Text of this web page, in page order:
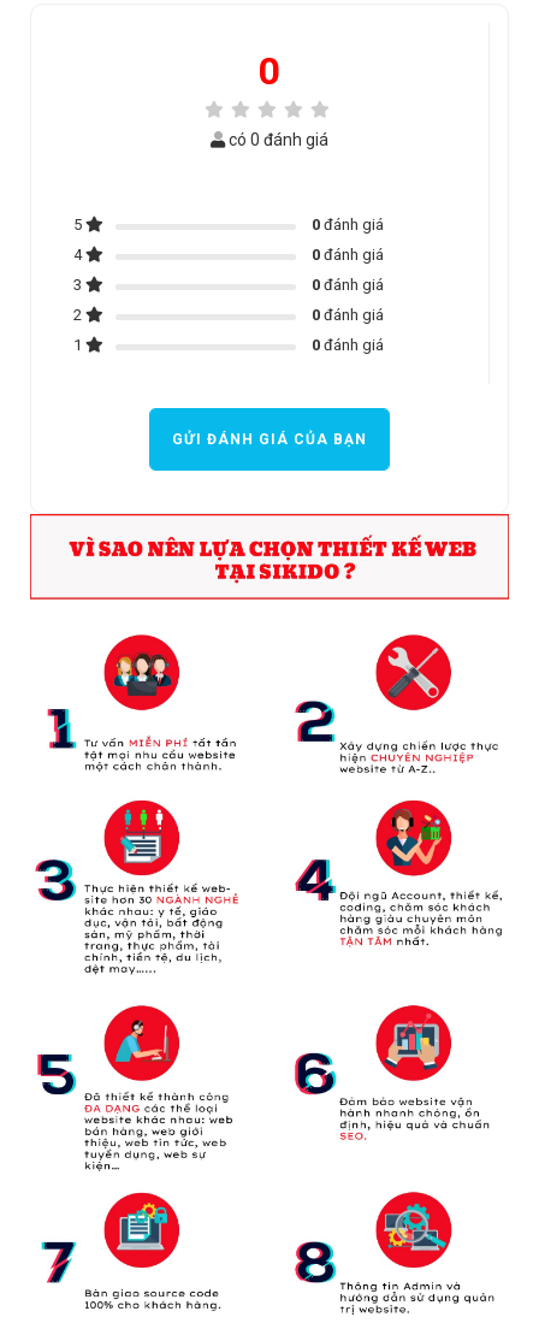
0
có 0 đánh giá
5 0đánh giá
4
0đánh giá
3
0đánh giá
2
0đánh giá
1
0đánh giá
GỬI ĐÁNH GIÁ CỦA BẠN